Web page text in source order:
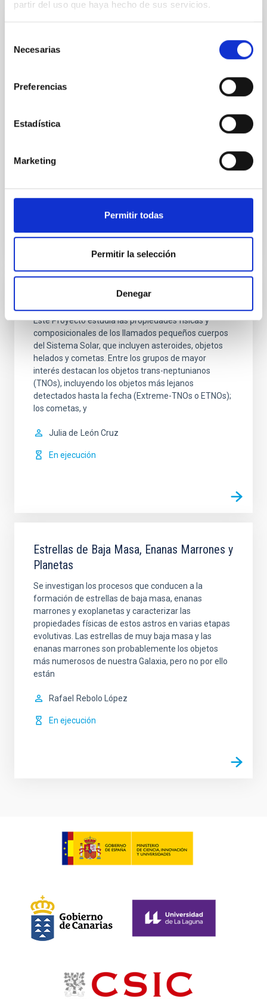
partir del uso que haya hecho de sus servicios.
Necesarias
Preferencias
Estadística
Marketing
Permitir todas
Permitir la selección
Denegar
detección
explorar la naturaleza fundamental de uno de los
una de las cuestiones clave de la ciencia. Su
astrofísicas y
Pequeños Cuerpos del Sistema Solar
Este Proyecto estudia las propiedades físicas y
composicionales de los llamados pequeños cuerpos
del Sistema Solar, que incluyen asteroides, objetos
helados y cometas. Entre los grupos de mayor
interés destacan los objetos trans-neptunianos
(TNOs), incluyendo los objetos más lejanos
detectados hasta la fecha (Extreme-TNOs o ETNOs);
los cometas, y
Julia de León Cruz
En ejecución
Estrellas de Baja Masa, Enanas Marrones y
Planetas
Se investigan los procesos que conducen a la
formación de estrellas de baja masa, enanas
marrones y exoplanetas y caracterizar las
propiedades físicas de estos astros en varias etapas
evolutivas. Las estrellas de muy baja masa y las
enanas marrones son probablemente los objetos
más numerosos de nuestra Galaxia, pero no por ello
están
Rafael Rebolo López
En ejecución